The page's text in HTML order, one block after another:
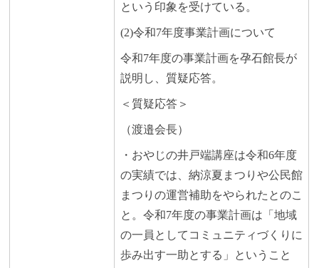
という印象を受けている。
(2)令和7年度事業計画について
令和7年度の事業計画を孕石館長が
説明し、質疑応答。
＜質疑応答＞
（渡邉会長）
・おやじの井戸端講座は令和6年度
の実績では、納涼夏まつりや公民館
まつりの運営補助をやられたとのこ
と。令和7年度の事業計画は「地域
の一員としてコミュニティづくりに
歩み出す一助とする」ということ